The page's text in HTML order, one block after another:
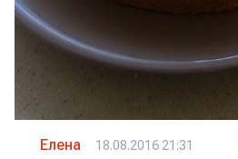
Елена 18.08.2016 21:31